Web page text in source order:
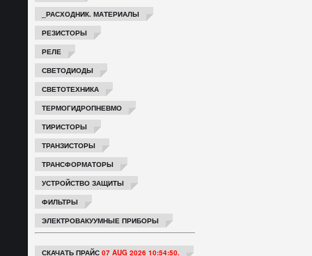
_РАСХОДНИК. МАТЕРИАЛЫ
РЕЗИСТОРЫ
РЕЛЕ
СВЕТОДИОДЫ
СВЕТОТЕХНИКА
ТЕРМОГИДРОПНЕВМО
ТИРИСТОРЫ
ТРАНЗИСТОРЫ
ТРАНСФОРМАТОРЫ
УСТРОЙСТВО ЗАЩИТЫ
ФИЛЬТРЫ
ЭЛЕКТРОВАКУУМНЫЕ ПРИБОРЫ
СКАЧАТЬ ПРАЙС 07 AUG 2026 10:54:50.